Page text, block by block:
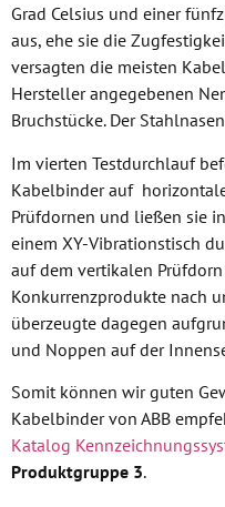
Grad Celsius und einer
aus, ehe sie die
versagten die meisten
Hersteller angegebenen
Bruchstücke. Der
Im vierten Testdurchlauf
Kabelbinder auf
Prüfdornen und ließen sie
einem XY-Vibrationstisch
auf dem vertikalen
Konkurrenzprodukte nach
überzeugte dagegen
und Noppen auf der
Somit können wir guten
Kabelbinder von ABB
Katalog
Produktgruppe 3.